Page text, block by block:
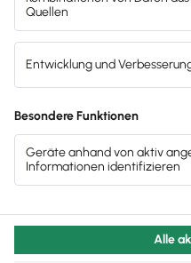
Gendergerechte Sprache
Privatsphäre-Einstellungen
Compliance
Impressum